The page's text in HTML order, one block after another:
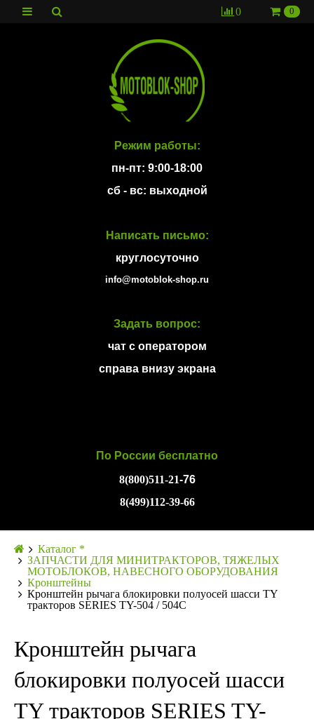
0 0
Режим работы:
пн-пт: 9:00-18:00
сб - вс: выходной
Написать письмо:
круглосуточно
info@motoblok-shop.ru
Задать вопрос:
чат с оператором
справа внизу экрана
По России бесплатно
8(800)511-21-76
8(499)112-39-66
Каталог *
ЗАПЧАСТИ ДЛЯ МИНИТРАКТОРОВ, ТЯЖЕЛЫХ
МОТОБЛОКОВ, НАВЕСНОГО ОБОРУДОВАНИЯ
Кронштейны
Кронштейн рычага блокировки полуосей шасси TY
тракторов SERIES TY-504 / 504C
Кронштейн рычага
блокировки полуосей шасси
TY тракторов SERIES TY-